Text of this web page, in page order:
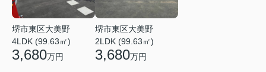
堺市東区大美野
4LDK (99.63㎡)
3,680万円
堺市東区大美野
2LDK (99.63㎡)
3,680万円